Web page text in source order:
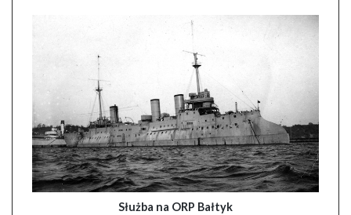
Służba na ORP Bałtyk